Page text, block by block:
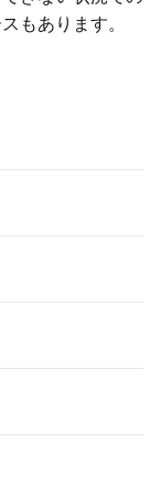
もあります。